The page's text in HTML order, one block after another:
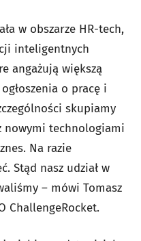
w obszarze HR-tech,
inteligentnych
angażują większą
o pracę i
skupiamy
nowymi technologiami
Na razie
Stąd nasz udział w
– mówi Tomasz
ChallengeRocket.